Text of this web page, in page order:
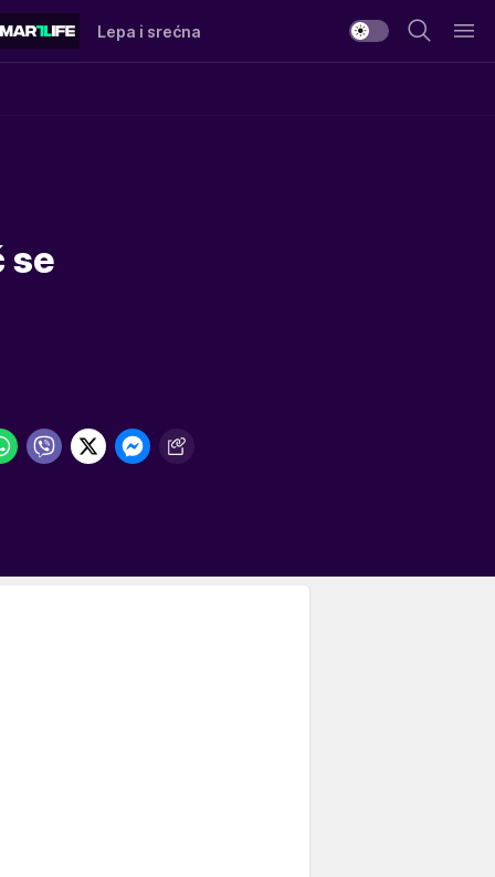
Lepa i srećna
se